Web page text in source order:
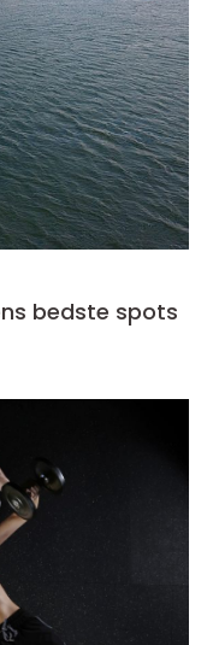
bedste spots